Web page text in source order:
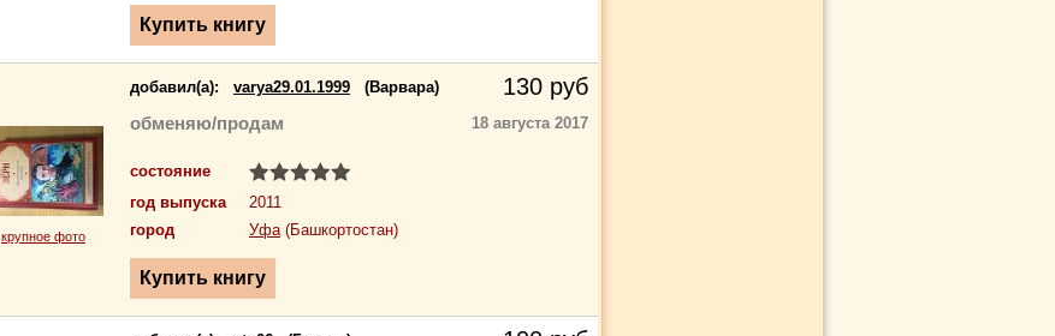
крупное фото
добавил(a): varya29.01.1999 (Варвара) 130 руб
обменяю/продам 18 августа 2017
состояние
год выпуска
2011
город
Уфа(Башкортостан)